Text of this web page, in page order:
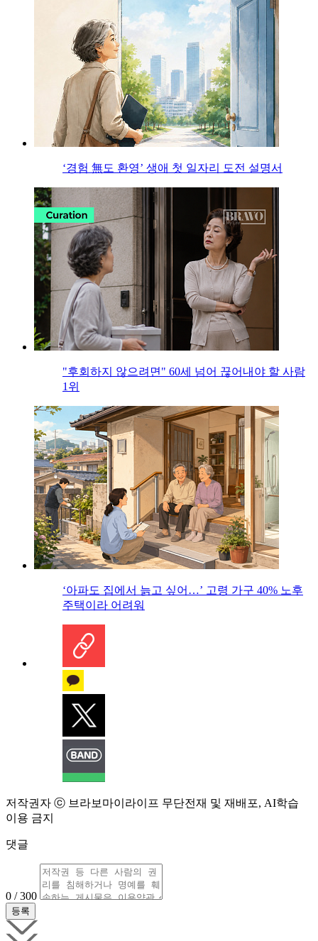
‘경험 無도 환영’ 생애 첫 일자리 도전 설명서
"후회하지 않으려면" 60세 넘어 끊어내야 할 사람
1위
‘아파도 집에서 늙고 싶어…’ 고령 가구 40% 노후
주택이라 어려워
저작권자 ⓒ 브라보마이라이프 무단전재 및 재배포, AI학습
이용 금지
댓글
0 / 300